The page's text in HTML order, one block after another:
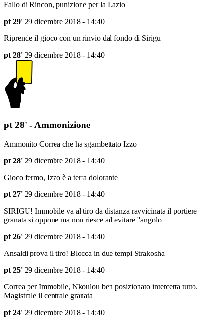
Fallo di Rincon, punizione per la Lazio
pt 29' 29 dicembre 2018 - 14:40
Riprende il gioco con un rinvio dal fondo di Sirigu
pt 28' 29 dicembre 2018 - 14:40
pt 28' - Ammonizione
Ammonito Correa che ha sgambettato Izzo
pt 28' 29 dicembre 2018 - 14:40
Gioco fermo, Izzo è a terra dolorante
pt 27' 29 dicembre 2018 - 14:40
SIRIGU! Immobile va al tiro da distanza ravvicinata il portiere
granata si oppone ma non riesce ad evitare l'angolo
pt 26' 29 dicembre 2018 - 14:40
Ansaldi prova il tiro! Blocca in due tempi Strakosha
pt 25' 29 dicembre 2018 - 14:40
Correa per Immobile, Nkoulou ben posizionato intercetta tutto.
Magistrale il centrale granata
pt 24' 29 dicembre 2018 - 14:40